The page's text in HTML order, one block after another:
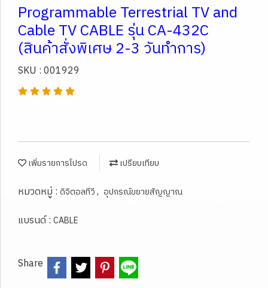
Programmable Terrestrial TV and
Cable TV CABLE รุ่น CA-432C
(สินค้าสั่งพิเศษ 2-3 วันทำการ)
SKU : 001929
เพิ่มรายการโปรด เปรียบเทียบ
หมวดหมู่ : ดิจิตอลทีวี, อุปกรณ์ขยายสัญญาณ
แบรนด์ : CABLE
Share